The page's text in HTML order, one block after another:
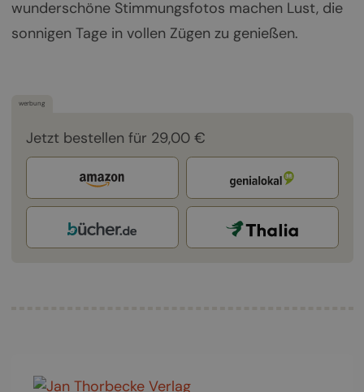
wunderschöne Stimmungsfotos machen Lust, die
sonnigen Tage in vollen Zügen zu genießen.
werbung
Jetzt bestellen für 29,00 €